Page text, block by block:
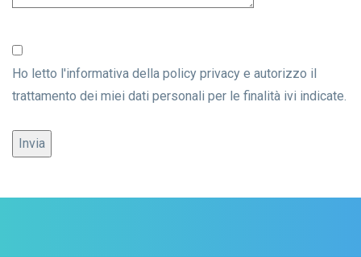
Ho letto l'informativa della policy privacy e autorizzo il
trattamento dei miei dati personali per le finalità ivi indicate.